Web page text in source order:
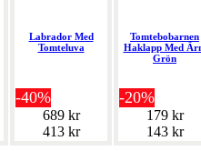
Labrador Med
Tomteluva
-40%
689 kr
413 kr
Tomtebobarnen
Haklapp Med
Grön
-20%
179 kr
143 kr